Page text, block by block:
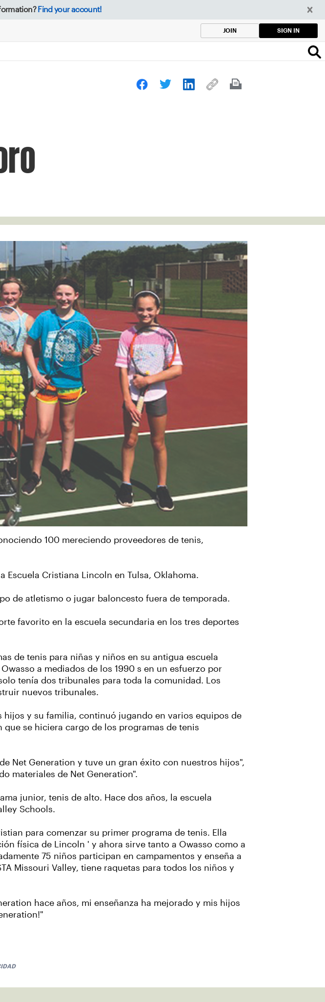
Find your account!
JOIN SIGN IN
100 mereciendo proveedores de tenis,
Cristiana Lincoln en Tulsa, Oklahoma.
de atletismo o jugar baloncesto fuera de temporada.
favorito en la escuela secundaria en los tres deportes
de tenis para niñas y niños en su antigua escuela
a mediados de los 1990 s en un esfuerzo por
tenía dos tribunales para toda la comunidad. Los
nuevos tribunales.
y su familia, continuó jugando en varios equipos de
que se hiciera cargo de los programas de tenis
Net Generation y tuve un gran éxito con nuestros hijos",
materiales de Net Generation".
junior, tenis de alto. Hace dos años, la escuela
Schools.
para comenzar su primer programa de tenis. Ella
física de Lincoln ' y ahora sirve tanto a Owasso como a
75 niños participan en campamentos y enseña a
Missouri Valley, tiene raquetas para todos los niños y
hace años, mi enseñanza ha mejorado y mis hijos